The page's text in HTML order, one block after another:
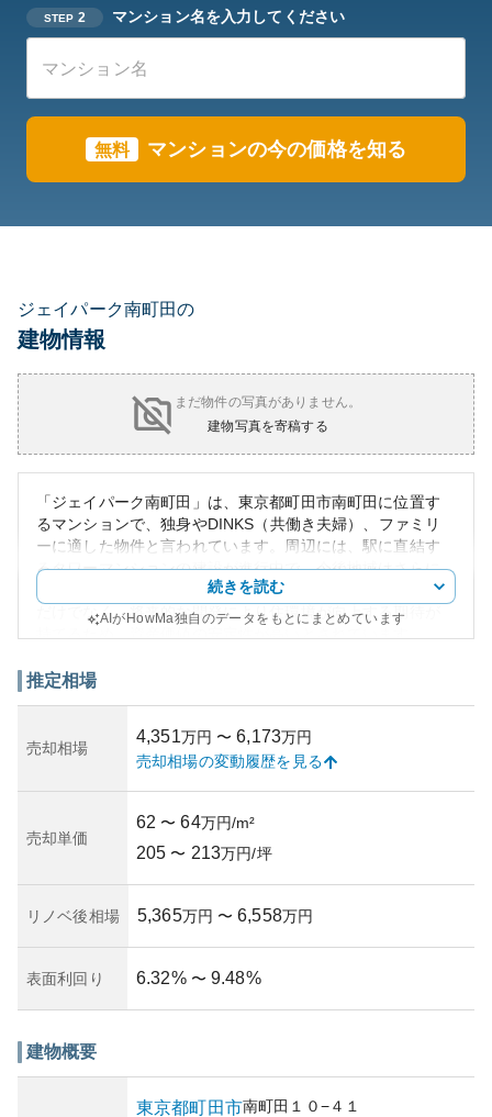
STEP 2 マンション名を入力してください
無料 マンションの今の価格を知る
ジェイパーク南町田の
建物情報
まだ物件の写真がありません。
建物写真を寄稿する
「ジェイパーク南町田」は、東京都町田市南町田に位置す
るマンションで、独身やDINKS（共働き夫婦）、ファミリ
ーに適した物件と言われています。周辺には、駅に直結す
るタワーマンションの建設が進行中で、今後地域はさらに
活気づく見通しです。この立地は、交通の便に優れている
だけでなく、将来的な開発により住環境が向上する期待が
が特徴です。住み心地を高めるための良好な管理体制が敷
争激化のリスクもあり、価値の変動が伴う可能性があるた
め、所有者としてはその点に注意が必要です。また、築年
数が経るにつれ、修繕やメンテナンスの必要性が増す可能
明です。
続きを読む
AIがHowMa独自のデータをもとにまとめています
推定相場
売却相場
4,351万円 〜 6,173万円
売却相場の変動履歴を見る
売却単価
62 〜 64万円/m²
205 〜 213万円/坪
リノベ後相場 5,365万円 〜 6,558万円
表面利回り 6.32% 〜 9.48%
建物概要
東京都町田市南町田 １０−４１